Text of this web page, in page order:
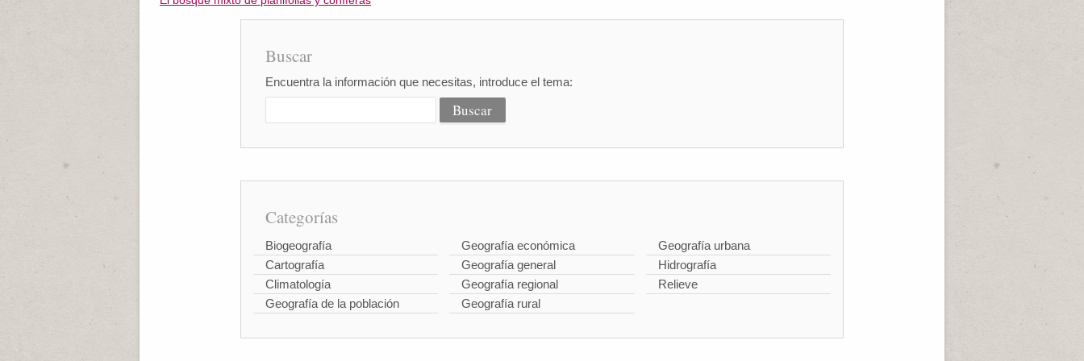
Buscar
Encuentra la información que necesitas, introduce el tema:
Categorías
Biogeografía
Cartografía
Climatología
Geografía de la población
Geografía económica
Geografía general
Geografía regional
Geografía rural
Geografía urbana
Hidrografía
Relieve